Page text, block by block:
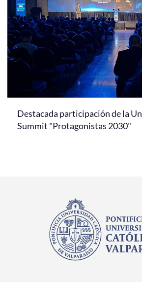
Destacada participación de la
Summit "Protagonistas 2030"